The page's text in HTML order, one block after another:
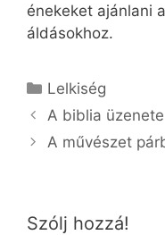
énekeket ajánlani
áldásokhoz.
Kategória
Lelkiség
A biblia üzenete
A művészet
Szólj hozzá!